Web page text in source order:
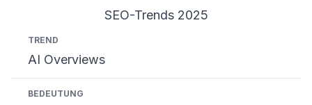
SEO-Trends 2025
TrendBedeutung
AI Overviews